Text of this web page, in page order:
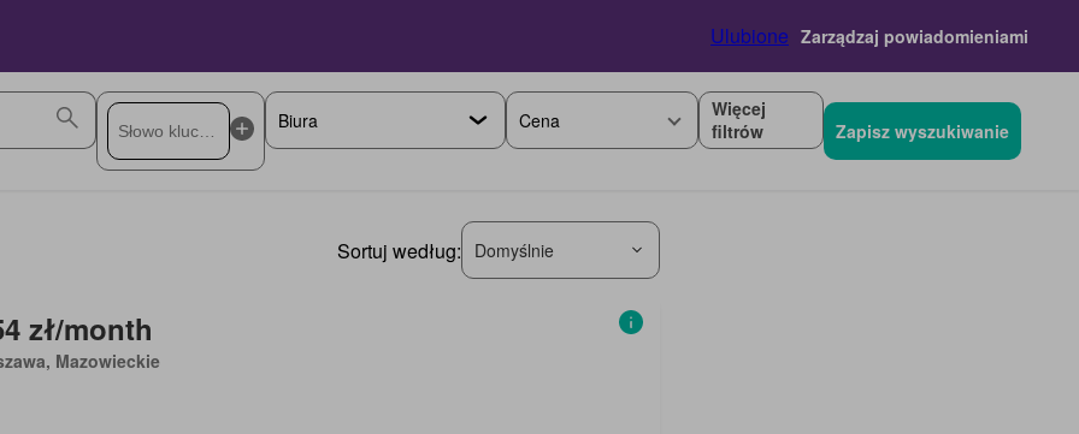
Ulubione Zarządzaj powiadomieniami
Cena
Więcej
filtrów
Zapisz wyszukiwanie
Sortuj według: Domyślnie
zł/month
Mazowieckie